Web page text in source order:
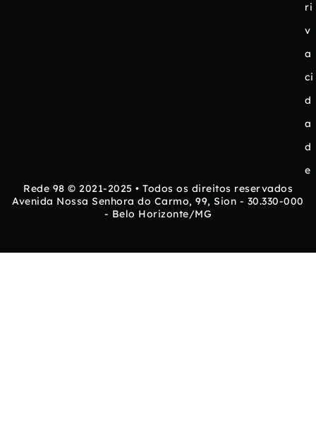
ri
v
a
ci
d
a
d
e
Rede 98 © 2021-2025 • Todos os direitos reservados
Avenida Nossa Senhora do Carmo, 99, Sion - 30.330-000
- Belo Horizonte/MG